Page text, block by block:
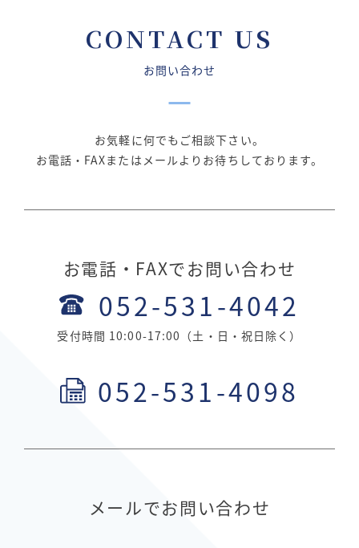
CONTACT US
お問い合わせ
お気軽に何でもご相談下さい。
お電話・FAXまたはメールよりお待ちしております。
お電話・FAXでお問い合わせ
052-531-4042
受付時間 10:00-17:00（土・日・祝日除く）
052-531-4098
メールでお問い合わせ